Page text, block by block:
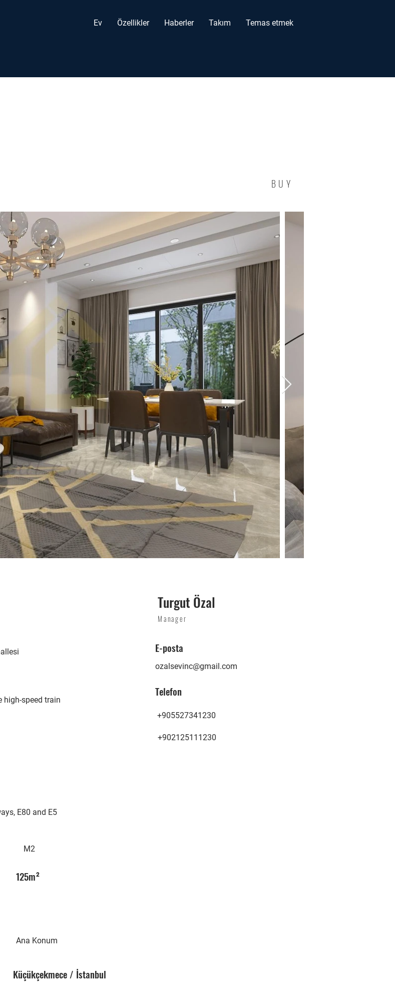
Ev Özellikler Haberler Takım Temas etmek
BUY
high-speed train
E80 and E5
M2
125m²
Ana Konum
Küçükçekmece / İstanbul
Turgut Özal
Manager
E-posta
ozalsevinc@gmail.com
Telefon
+905527341230
+902125111230